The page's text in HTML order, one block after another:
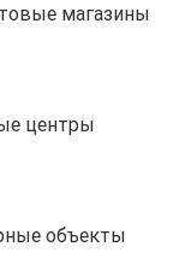
магазины
центры
объекты